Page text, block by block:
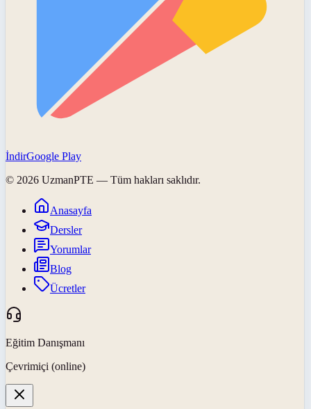
İndirGoogle Play
© 2026 UzmanPTE — Tüm hakları saklıdır.
Anasayfa
Dersler
Yorumlar
Blog
Ücretler
Eğitim Danışmanı
Çevrimiçi (online)